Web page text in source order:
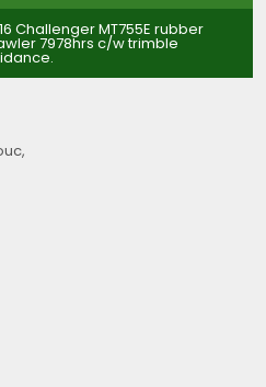
Challenger MT755E rubber
7978hrs c/w trimble